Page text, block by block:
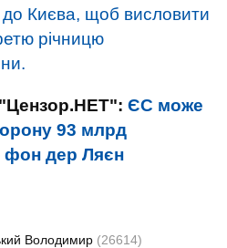
до Києва, щоб висловити
річницю
ЄС може
93 млрд
фон дер Ляєн
Володимир (26614)